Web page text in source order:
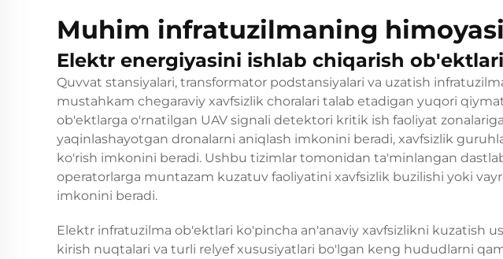
Muhim infratuzilmaning
Elektr energiyasini ishlab chiqarish
Quvvat stansiyalari, transformator podstansiyalari va uzatish
mustahkam chegaraviy xavfsizlik choralari talab etadigan yuqori
ob'ektlarga o'rnatilgan UAV signali detektori kritik ish faoliyat
yaqinlashayotgan dronalarni aniqlash imkonini beradi, xavfsizlik
ko'rish imkonini beradi. Ushbu tizimlar tomonidan ta'minlangan
operatorlarga muntazam kuzatuv faoliyatini xavfsizlik buzilishi yoki
imkonini beradi.
Elektr infratuzilma ob'ektlari ko'pincha an'anaviy xavfsizlikni kuzatish
kirish nuqtalari va turli relyef xususiyatlari bo'lgan keng hududlarni